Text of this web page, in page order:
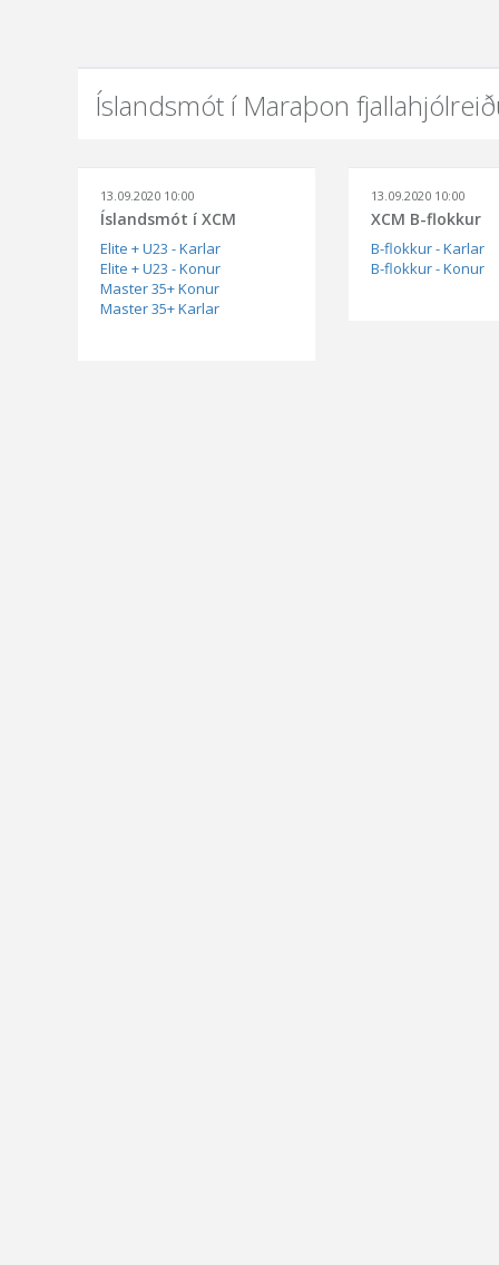
Íslandsmót í Maraþon
13.09.2020 10:00
Íslandsmót í XCM
Elite + U23 - Karlar
Elite + U23 - Konur
Master 35+ Konur
Master 35+ Karlar
13.09.2020 10:00
XCM B-flokkur
B-flokkur - Karlar
B-flokkur - Konur